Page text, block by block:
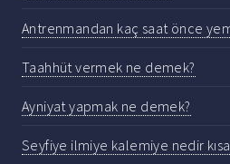
Antrenmandan kaç saat önce
Taahhüt vermek ne demek?
Ayniyat yapmak ne demek?
Seyfiye ilmiye kalemiye nedir